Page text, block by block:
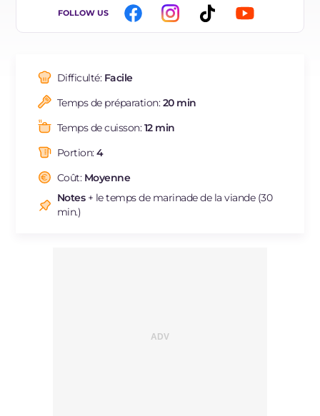
ES
BR
NL
FOLLOW US
Difficulté: Facile
Temps de préparation:20 min
Temps de cuisson:12 min
Portion:4
Coût: Moyenne
Notes+ le temps de marinade de la viande (30
min.)